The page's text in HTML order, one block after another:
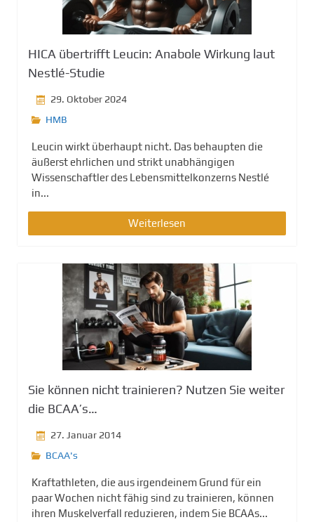
HICA übertrifft Leucin: Anabole Wirkung laut
Nestlé-Studie
29. Oktober 2024
HMB
Leucin wirkt überhaupt nicht. Das behaupten die
äußerst ehrlichen und strikt unabhängigen
Wissenschaftler des Lebensmittelkonzerns Nestlé
in...
Weiterlesen
Sie können nicht trainieren? Nutzen Sie weiter
die BCAA’s…
27. Januar 2014
BCAA's
Kraftathleten, die aus irgendeinem Grund für ein
paar Wochen nicht fähig sind zu trainieren, können
ihren Muskelverfall reduzieren, indem Sie BCAAs...